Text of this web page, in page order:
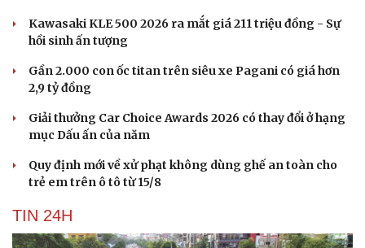
Kawasaki KLE 500 2026 ra mắt giá 211 triệu đồng - Sự
hồi sinh ấn tượng
Gần 2.000 con ốc titan trên siêu xe Pagani có giá hơn
2,9 tỷ đồng
Giải thưởng Car Choice Awards 2026 có thay đổi ở hạng
mục Dấu ấn của năm
Quy định mới về xử phạt không dùng ghế an toàn cho
trẻ em trên ô tô từ 15/8
TIN 24H